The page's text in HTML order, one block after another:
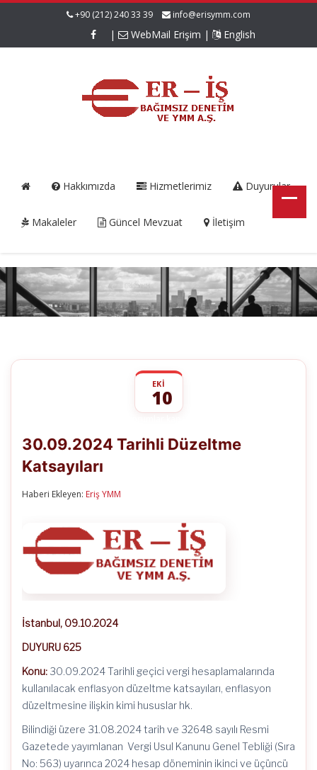
+90 (212) 240 33 39 info@erisymm.com
| WebMail Erişim | English
Hakkımızda Hizmetlerimiz Duyurular
Makaleler Güncel Mevzuat İletişim
EKI
10
Düzeltme
30.09.2024 Tarihli Düzeltme
Katsayıları
Haberi Ekleyen: Eriş YMM
İstanbul, 09.10.2024
DUYURU 625
Konu: 30.09.2024 Tarihli geçici vergi hesaplamalarında
kullanılacak enflasyon düzeltme katsayıları, enflasyon
düzeltmesine ilişkin kimi hususlar hk.
Bilindiği üzere 31.08.2024 tarih ve 32648 sayılı Resmi
Gazetede yayımlanan Vergi Usul Kanunu Genel Tebliği (Sıra
No: 563) uyarınca 2024 hesap döneminin ikinci ve üçüncü